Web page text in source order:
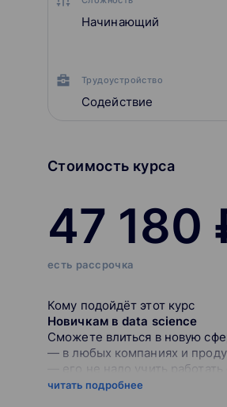
Начинающий
Трудоустройство
Содействие
Стоимость курса
47 180
есть рассрочка
Кому подойдёт этот курс
Новичкам в data science
Сможете влиться в новую
— в любых компаниях и
— его не надо учить
Продуктовым,
читать подробнее